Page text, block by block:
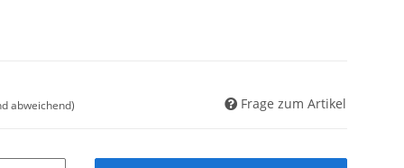
abweichend) Frage zum Artikel